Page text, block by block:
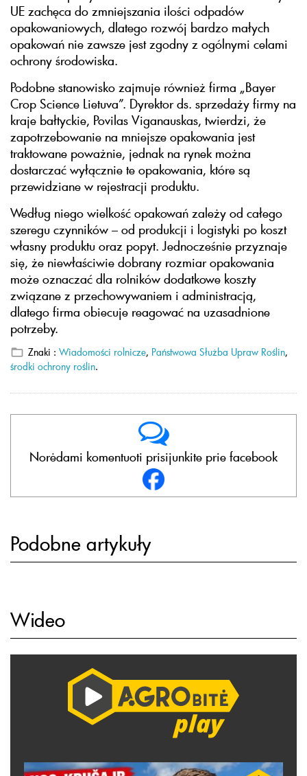
UE zachęca do zmniejszania ilości odpadów
opakowaniowych, dlatego rozwój bardzo małych
opakowań nie zawsze jest zgodny z ogólnymi celami
ochrony środowiska.
Podobne stanowisko zajmuje również firma „Bayer
Crop Science Lietuva”. Dyrektor ds. sprzedaży firmy na
kraje bałtyckie, Povilas Viganauskas, twierdzi, że
zapotrzebowanie na mniejsze opakowania jest
traktowane poważnie, jednak na rynek można
dostarczać wyłącznie te opakowania, które są
przewidziane w rejestracji produktu.
Według niego wielkość opakowań zależy od całego
szeregu czynników – od produkcji i logistyki po koszt
własny produktu oraz popyt. Jednocześnie przyznaje
się, że niewłaściwie dobrany rozmiar opakowania
może oznaczać dla rolników dodatkowe koszty
związane z przechowywaniem i administracją,
dlatego firma obiecuje reagować na uzasadnione
potrzeby.
Znaki : Wiadomości rolnicze, Państwowa Służba Upraw Roślin,
środki ochrony roślin.
Norėdami komentuoti prisijunkite prie facebook
Podobne artykuły
Wideo